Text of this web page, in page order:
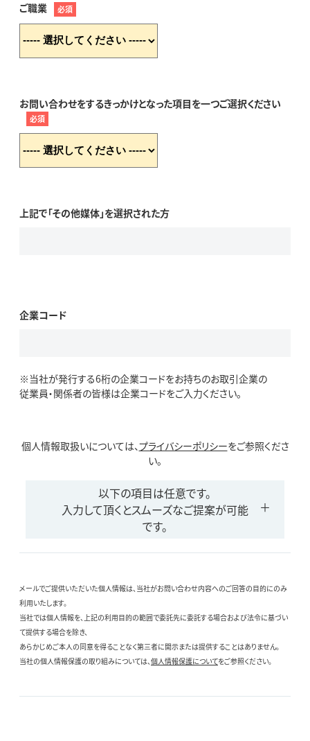
ご職業 必須
お問い合わせをするきっかけとなった項目を一つご選択ください
必須
上記で「その他媒体」を選択された方
企業コード
※当社が発行する6桁の企業コードをお持ちのお取引企業の
従業員・関係者の皆様は企業コードをご入力ください。
個人情報取扱いについては、プライバシーポリシーをご参照くださ
い。
以下の項目は任意です。
入力して頂くとスムーズなご提案が可能
です。
メールでご提供いただいた個人情報は、当社がお問い合わせ内容へのご回答の目的にのみ
利用いたします。
当社では個人情報を、上記の利用目的の範囲で委託先に委託する場合および法令に基づい
て提供する場合を除き、
あらかじめご本人の同意を得ることなく第三者に開示または提供することはありません。
当社の個人情報保護の取り組みについては、個人情報保護についてをご参照ください。